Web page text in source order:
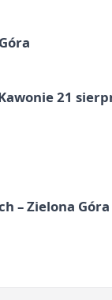
21
– Zielona Góra